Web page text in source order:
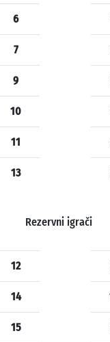
6
7
9
10
11
13
Rezervni igrači
12
14
15